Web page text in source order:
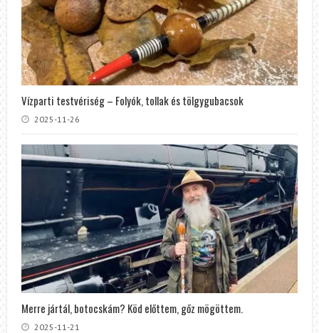
Vízparti testvériség – Folyók, tollak és tölgygubacsok
2025-11-26
Merre jártál, botocskám? Köd előttem, gőz mögöttem.
2025-11-21